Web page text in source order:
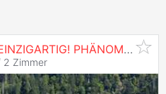
EXTRAVAGANT - EDEL - EINZIGARTIG! PHÄNOMENALE
2 Zimmer